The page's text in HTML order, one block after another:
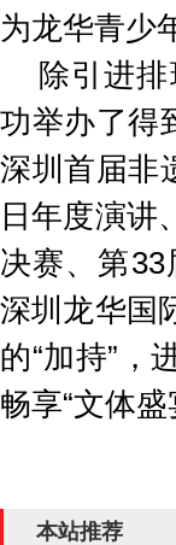
为龙华青少
除引进
功举办了得
深圳首届非
日年度演讲
决赛、第
深圳龙华国
的“加持”，
畅享“文体盛
本站推荐